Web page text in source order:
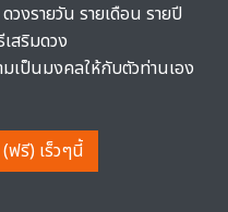
วงรายวัน รายเดือน รายปี
สริมดวง
เป็นมงคลให้กับตัวท่านเอง
ฟรี) เร็วๆนี้